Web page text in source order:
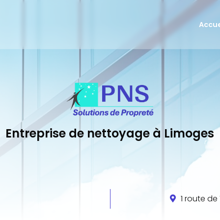
Entreprise de nettoyage à Limoges
1 route